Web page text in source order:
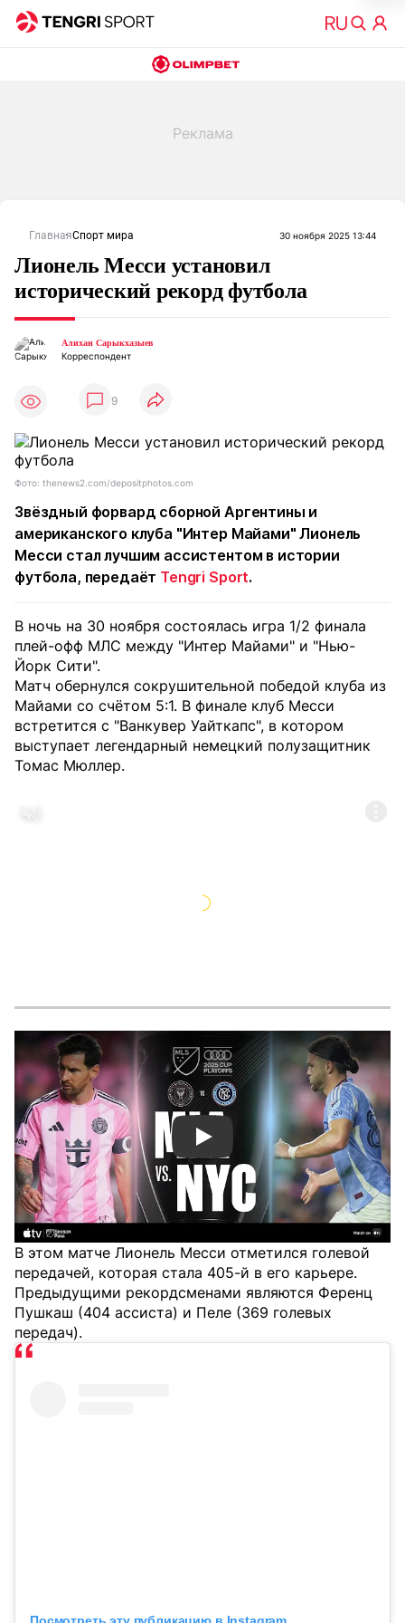
ГлавнаяСпорт мира 30 ноября 2025 13:44
Лионель Месси установил
исторический рекорд футбола
Алихан Сарыкхазыев
Корреспондент
9
Фото: thenews2.com/depositphotos.com
Звёздный форвард сборной Аргентины и
американского клуба "Интер Майами" Лионель
Месси стал лучшим ассистентом в истории
футбола, передаёт Tengri Sport.
В ночь на 30 ноября состоялась игра 1/2 финала
плей-офф МЛС между "Интер Майами" и "Нью-
Йорк Сити".
Матч обернулся сокрушительной победой клуба из
Майами со счётом 5:1. В финале клуб Месси
встретится с "Ванкувер Уайткапс", в котором
выступает легендарный немецкий полузащитник
Томас Мюллер.
Смотреть видео YouTube
В этом матче Лионель Месси отметился голевой
передачей, которая стала 405-й в его карьере.
Предыдущими рекордсменами являются Ференц
Пушкаш (404 ассиста) и Пеле (369 голевых
передач).